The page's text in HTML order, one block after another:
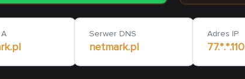
Serwer DNS
netmark.pl
Adres IP
77.*.*.110